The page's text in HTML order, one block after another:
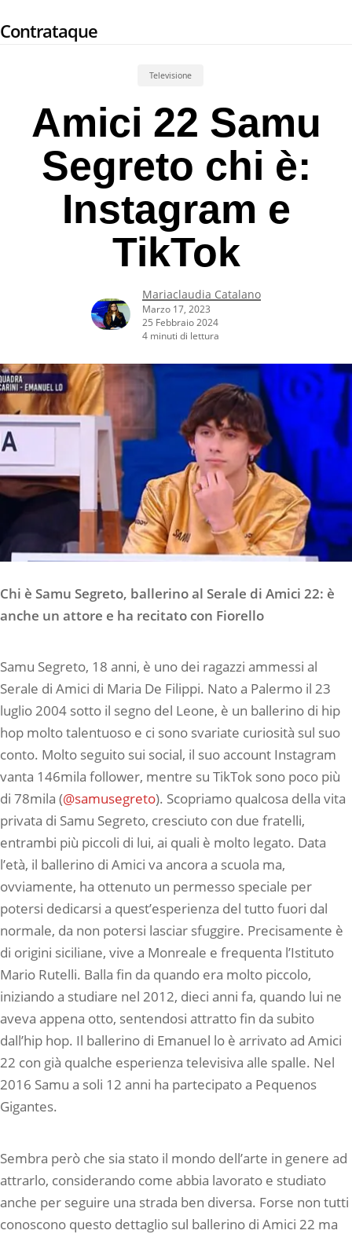
to
Contrataque
Televisione
Amici 22 Samu
Segreto chi è:
Instagram e
TikTok
Mariaclaudia Catalano
Marzo 17, 2023
25 Febbraio 2024
4 minuti di lettura
Chi è Samu Segreto, ballerino al Serale di Amici 22: è
anche un attore e ha recitato con Fiorello
Samu Segreto, 18 anni, è uno dei ragazzi ammessi al
Serale di Amici di Maria De Filippi. Nato a Palermo il 23
luglio 2004 sotto il segno del Leone, è un ballerino di hip
hop molto talentuoso e ci sono svariate curiosità sul suo
conto. Molto seguito sui social, il suo account Instagram
vanta 146mila follower, mentre su TikTok sono poco più
di 78mila (@samusegreto). Scopriamo qualcosa della vita
privata di Samu Segreto, cresciuto con due fratelli,
entrambi più piccoli di lui, ai quali è molto legato. Data
l’età, il ballerino di Amici va ancora a scuola ma,
ovviamente, ha ottenuto un permesso speciale per
potersi dedicarsi a quest’esperienza del tutto fuori dal
normale, da non potersi lasciar sfuggire. Precisamente è
di origini siciliane, vive a Monreale e frequenta l’Istituto
Mario Rutelli. Balla fin da quando era molto piccolo,
iniziando a studiare nel 2012, dieci anni fa, quando lui ne
aveva appena otto, sentendosi attratto fin da subito
dall’hip hop. Il ballerino di Emanuel lo è arrivato ad Amici
22 con già qualche esperienza televisiva alle spalle. Nel
2016 Samu a soli 12 anni ha partecipato a Pequenos
Gigantes.
Sembra però che sia stato il mondo dell’arte in genere ad
attrarlo, considerando come abbia lavorato e studiato
anche per seguire una strada ben diversa. Forse non tutti
conoscono questo dettaglio sul ballerino di Amici 22 ma